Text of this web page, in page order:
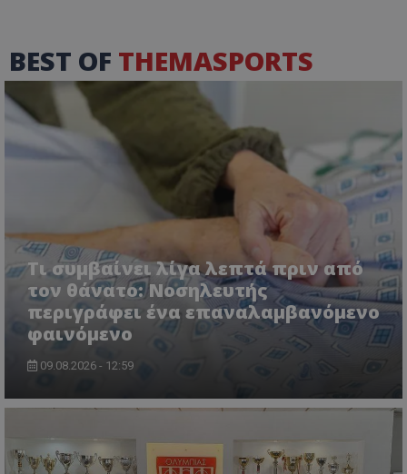
BEST OF THEMASPORTS
Τι συμβαίνει λίγα λεπτά πριν από
τον θάνατο: Νοσηλευτής
περιγράφει ένα επαναλαμβανόμενο
φαινόμενο
09.08.2026 - 12:59